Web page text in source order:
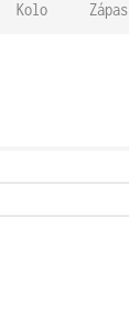
Kolo Zápas